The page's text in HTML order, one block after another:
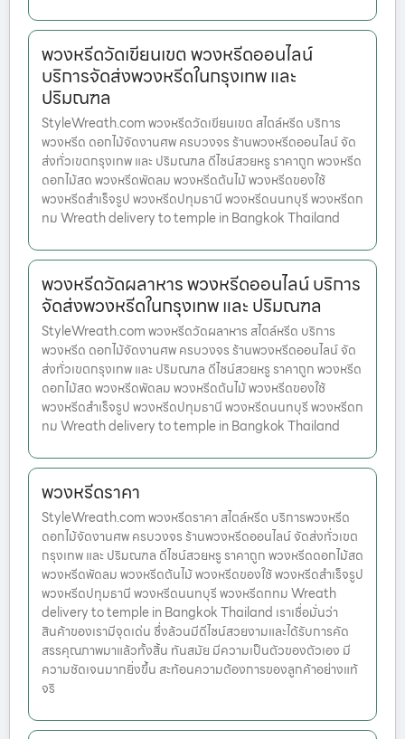
พวงหรีดวัดเขียนเขต พวงหรีดออนไลน์
บริการจัดส่งพวงหรีดในกรุงเทพ และ
ปริมณฑล
StyleWreath.com พวงหรีดวัดเขียนเขต สไตล์หรีด บริการ
พวงหรีด ดอกไม้จัดงานศพ ครบวงจร ร้านพวงหรีดออนไลน์ จัด
ส่งทั่วเขตกรุงเทพ และ ปริมณฑล ดีไซน์สวยหรู ราคาถูก พวงหรีด
ดอกไม้สด พวงหรีดพัดลม พวงหรีดต้นไม้ พวงหรีดของใช้
พวงหรีดสำเร็จรูป พวงหรีดปทุมธานี พวงหรีดนนทบุรี พวงหรีดก
ทม Wreath delivery to temple in Bangkok Thailand
พวงหรีดวัดผลาหาร พวงหรีดออนไลน์ บริการ
จัดส่งพวงหรีดในกรุงเทพ และ ปริมณฑล
StyleWreath.com พวงหรีดวัดผลาหาร สไตล์หรีด บริการ
พวงหรีด ดอกไม้จัดงานศพ ครบวงจร ร้านพวงหรีดออนไลน์ จัด
ส่งทั่วเขตกรุงเทพ และ ปริมณฑล ดีไซน์สวยหรู ราคาถูก พวงหรีด
ดอกไม้สด พวงหรีดพัดลม พวงหรีดต้นไม้ พวงหรีดของใช้
พวงหรีดสำเร็จรูป พวงหรีดปทุมธานี พวงหรีดนนทบุรี พวงหรีดก
ทม Wreath delivery to temple in Bangkok Thailand
พวงหรีดราคา
StyleWreath.com พวงหรีดราคา สไตล์หรีด บริการพวงหรีด
ดอกไม้จัดงานศพ ครบวงจร ร้านพวงหรีดออนไลน์ จัดส่งทั่วเขต
กรุงเทพ และ ปริมณฑล ดีไซน์สวยหรู ราคาถูก พวงหรีดดอกไม้สด
พวงหรีดพัดลม พวงหรีดต้นไม้ พวงหรีดของใช้ พวงหรีดสำเร็จรูป
พวงหรีดปทุมธานี พวงหรีดนนทบุรี พวงหรีดกทม Wreath
delivery to temple in Bangkok Thailand เราเชื่อมั่นว่า
สินค้าของเรามีจุดเด่น ซึ่งล้วนมีดีไซน์สวยงามและได้รับการคัด
สรรคุณภาพมาแล้วทั้งสิ้น ทันสมัย มีความเป็นตัวของตัวเอง มี
ความชัดเจนมากยิ่งขึ้น สะท้อนความต้องการของลูกค้าอย่างแท้
จริ